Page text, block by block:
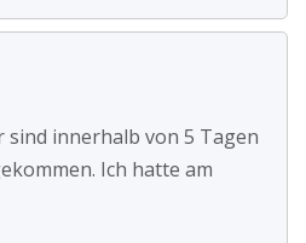
sind innerhalb von 5 Tagen
Ich hatte am